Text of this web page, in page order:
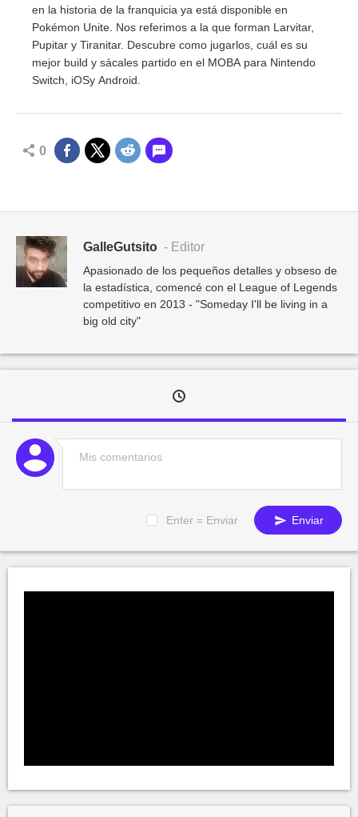
en la historia de la franquicia ya está disponible en
Pokémon Unite. Nos referimos a la que forman Larvitar,
Pupitar y Tiranitar. Descubre como jugarlos, cuál es su
mejor build y sácales partido en el MOBA para Nintendo
Switch, iOSy Android.
0
GalleGutsito - Editor
Apasionado de los pequeños detalles y obseso de
la estadística, comencé con el League of Legends
competitivo en 2013 - "Someday I'll be living in a
big old city"
Enter = Enviar Enviar